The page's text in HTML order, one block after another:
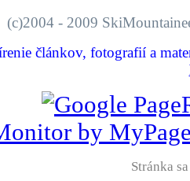
(c)2004 - 2009
článkov, fotografií a
Stránka